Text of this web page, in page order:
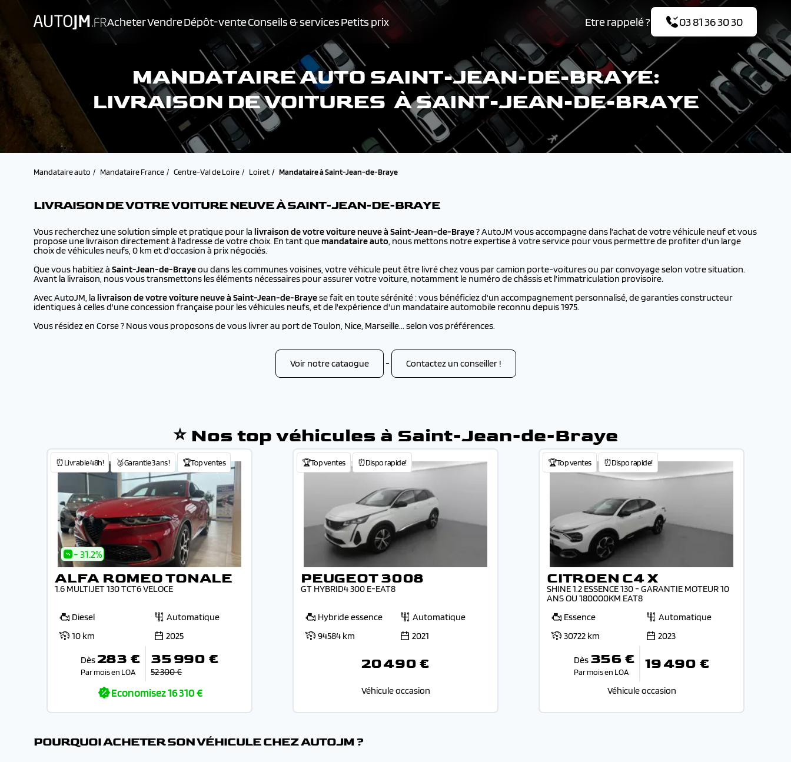
AcheterVendreDépôt-venteConseils & servicesPetits prix Etre rappelé ? 03 81 36 30 30
MANDATAIRE AUTO SAINT-JEAN-DE-BRAYE:
LIVRAISON DE VOITURES À SAINT-JEAN-DE-BRAYE
Mandataire auto Mandataire France Centre-Val de Loire Loiret Mandataire à Saint-Jean-de-Braye
LIVRAISON DE VOTRE VOITURE NEUVE À SAINT-JEAN-DE-BRAYE
Vous recherchez une solution simple et pratique pour la livraison de votre voiture neuve à Saint-Jean-de-Braye? AutoJM vous accompagne dans l'achat de votre véhicule neuf et vous
propose une livraison directement à l'adresse de votre choix. En tant quemandataire auto, nous mettons notre expertise à votre service pour vous permettre de profiter d'un large
choix de véhicules neufs, 0 km et d'occasion à prix négociés.
Que vous habitiez à Saint-Jean-de-Brayeou dans les communes voisines, votre véhicule peut être livré chez vous par camion porte-voitures ou par convoyage selon votre situation.
Avant la livraison, nous vous transmettons les éléments nécessaires pour assurer votre voiture, notamment le numéro de châssis et l'immatriculation provisoire.
Avec AutoJM, la livraison de votre voiture neuve à Saint-Jean-de-Brayese fait en toute sérénité : vous bénéficiez d'un accompagnement personnalisé, de garanties constructeur
identiques à celles d'une concession française pour les véhicules neufs, et de l'expérience d'un mandataire automobile reconnu depuis 1975.
Vous résidez en Corse ? Nous vous proposons de vous livrer au port de Toulon, Nice, Marseille... selon vos préférences.
Voir notre cataogue - Contactez un conseiller !
⭐ Nos top véhicules à Saint-Jean-de-Braye
⏰Livrable 48h! 🥉Garantie 3 ans ! 🏆Top ventes
- 31.2%
ALFA ROMEO TONALE
1.6 MULTIJET 130 TCT6 VELOCE
Diesel
Automatique
10 km
2025
Dès 283 €
Par mois en LOA
35 990 €
52 300 €
Economisez16 310 €
🏆Top ventes ⏰Dispo rapide!
PEUGEOT 3008
GT HYBRID4 300 E-EAT8
Hybride essence
Automatique
94584 km
2021
20 490 €
Véhicule occasion
🏆Top ventes ⏰Dispo rapide!
CITROEN C4 X
SHINE 1.2 ESSENCE 130 - GARANTIE MOTEUR 10
ANS OU 180000KM EAT8
Essence
Automatique
30722 km
2023
Dès 356 €
Par mois en LOA 19 490 €
Véhicule occasion
POURQUOI ACHETER SON VÉHICULE CHEZ AUTOJM ?